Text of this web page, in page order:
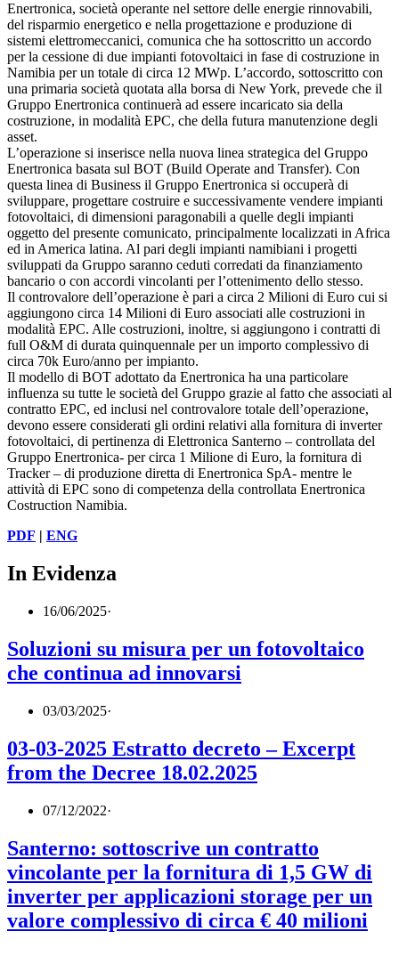
Enertronica, società operante nel settore delle energie rinnovabili,
del risparmio energetico e nella progettazione e produzione di
sistemi elettromeccanici, comunica che ha sottoscritto un accordo
per la cessione di due impianti fotovoltaici in fase di costruzione in
Namibia per un totale di circa 12 MWp. L’accordo, sottoscritto con
una primaria società quotata alla borsa di New York, prevede che il
Gruppo Enertronica continuerà ad essere incaricato sia della
costruzione, in modalità EPC, che della futura manutenzione degli
asset.
L’operazione si inserisce nella nuova linea strategica del Gruppo
Enertronica basata sul BOT (Build Operate and Transfer). Con
questa linea di Business il Gruppo Enertronica si occuperà di
sviluppare, progettare costruire e successivamente vendere impianti
fotovoltaici, di dimensioni paragonabili a quelle degli impianti
oggetto del presente comunicato, principalmente localizzati in Africa
ed in America latina. Al pari degli impianti namibiani i progetti
sviluppati da Gruppo saranno ceduti corredati da finanziamento
bancario o con accordi vincolanti per l’ottenimento dello stesso.
Il controvalore dell’operazione è pari a circa 2 Milioni di Euro cui si
aggiungono circa 14 Milioni di Euro associati alle costruzioni in
modalità EPC. Alle costruzioni, inoltre, si aggiungono i contratti di
full O&M di durata quinquennale per un importo complessivo di
circa 70k Euro/anno per impianto.
Il modello di BOT adottato da Enertronica ha una particolare
influenza su tutte le società del Gruppo grazie al fatto che associati al
contratto EPC, ed inclusi nel controvalore totale dell’operazione,
devono essere considerati gli ordini relativi alla fornitura di inverter
fotovoltaici, di pertinenza di Elettronica Santerno – controllata del
Gruppo Enertronica- per circa 1 Milione di Euro, la fornitura di
Tracker – di produzione diretta di Enertronica SpA- mentre le
attività di EPC sono di competenza della controllata Enertronica
Costruction Namibia.
PDF | ENG
In Evidenza
16/06/2025·
Soluzioni su misura per un fotovoltaico
che continua ad innovarsi
03/03/2025·
03-03-2025 Estratto decreto – Excerpt
from the Decree 18.02.2025
07/12/2022·
Santerno: sottoscrive un contratto
vincolante per la fornitura di 1,5 GW di
inverter per applicazioni storage per un
valore complessivo di circa € 40 milioni